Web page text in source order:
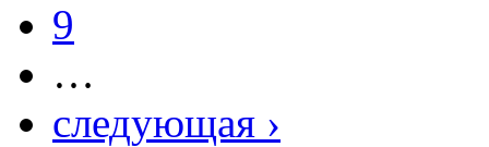
9
…
следующая ›